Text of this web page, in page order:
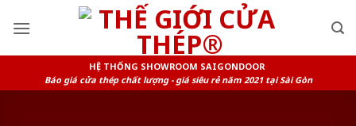
HỆ THỐNG SHOWROOM SAIGONDOOR
Báo giá cửa thép chất lượng - giá siêu rẻ năm 2021 tại Sài Gòn